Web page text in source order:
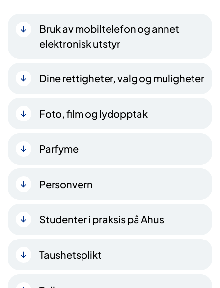
Bruk av mobiltelefon og annet
elektronisk utstyr
Dine rettigheter, valg og muligheter
Foto, film og lydopptak
Parfyme
Personvern
Studenter i praksis på Ahus
Taushetsplikt